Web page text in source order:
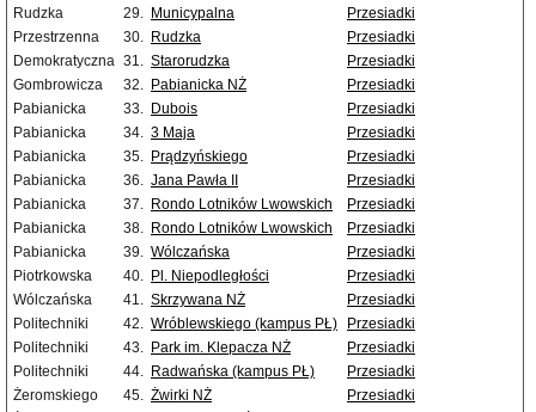
Rudzka
29. Municypalna
Przesiadki
Przestrzenna
30. Rudzka
Przesiadki
Demokratyczna 31. Starorudzka
Przesiadki
Gombrowicza
32. Pabianicka NŻ
Przesiadki
Pabianicka
33. Dubois
Przesiadki
Pabianicka
34. 3 Maja
Przesiadki
Pabianicka
35. Prądzyńskiego
Przesiadki
Pabianicka
36. Jana Pawła II
Przesiadki
Pabianicka
37. Rondo Lotników Lwowskich
Przesiadki
Pabianicka
38. Rondo Lotników Lwowskich
Przesiadki
Pabianicka
39. Wólczańska
Przesiadki
Piotrkowska
40. Pl. Niepodległości
Przesiadki
Wólczańska
41. Skrzywana NŻ
Przesiadki
Politechniki
42. Wróblewskiego (kampus PŁ)
Przesiadki
Politechniki
43. Park im. Klepacza NŻ
Przesiadki
Politechniki
44. Radwańska (kampus PŁ)
Przesiadki
Żeromskiego
45. Żwirki NŻ
Przesiadki